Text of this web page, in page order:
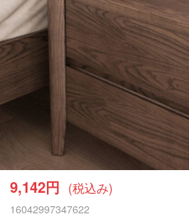
9,142円 (税込み)
16042997347622